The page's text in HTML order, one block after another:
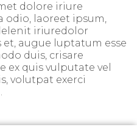
dolore iriure
odio, laoreet ipsum,
iriuredolor
augue luptatum esse
duis, crisare
ex quis vulputate vel
volutpat exerci